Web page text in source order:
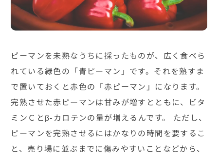
ピーマンを未熟なうちに採ったものが、広く食べら
れている緑色の「青ピーマン」です。それを熟すま
で置いておくと赤色の「赤ピーマン」になります。
完熟させた赤ピーマンは甘みが増すとともに、ビタ
ミンＣとβ-カロテンの量が増えるんです。 ただし、
ピーマンを完熟させるにはかなりの時間を要するこ
と、売り場に並ぶまでに傷みやすいことなどから、